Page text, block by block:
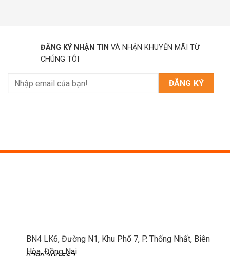
ĐĂNG KÝ NHẬN TIN VÀ NHẬN KHUYẾN MÃI TỪ
CHÚNG TÔI
BN4 LK6, Đường N1, Khu Phố 7, P. Thống Nhất, Biên
Hòa, Đồng Nai